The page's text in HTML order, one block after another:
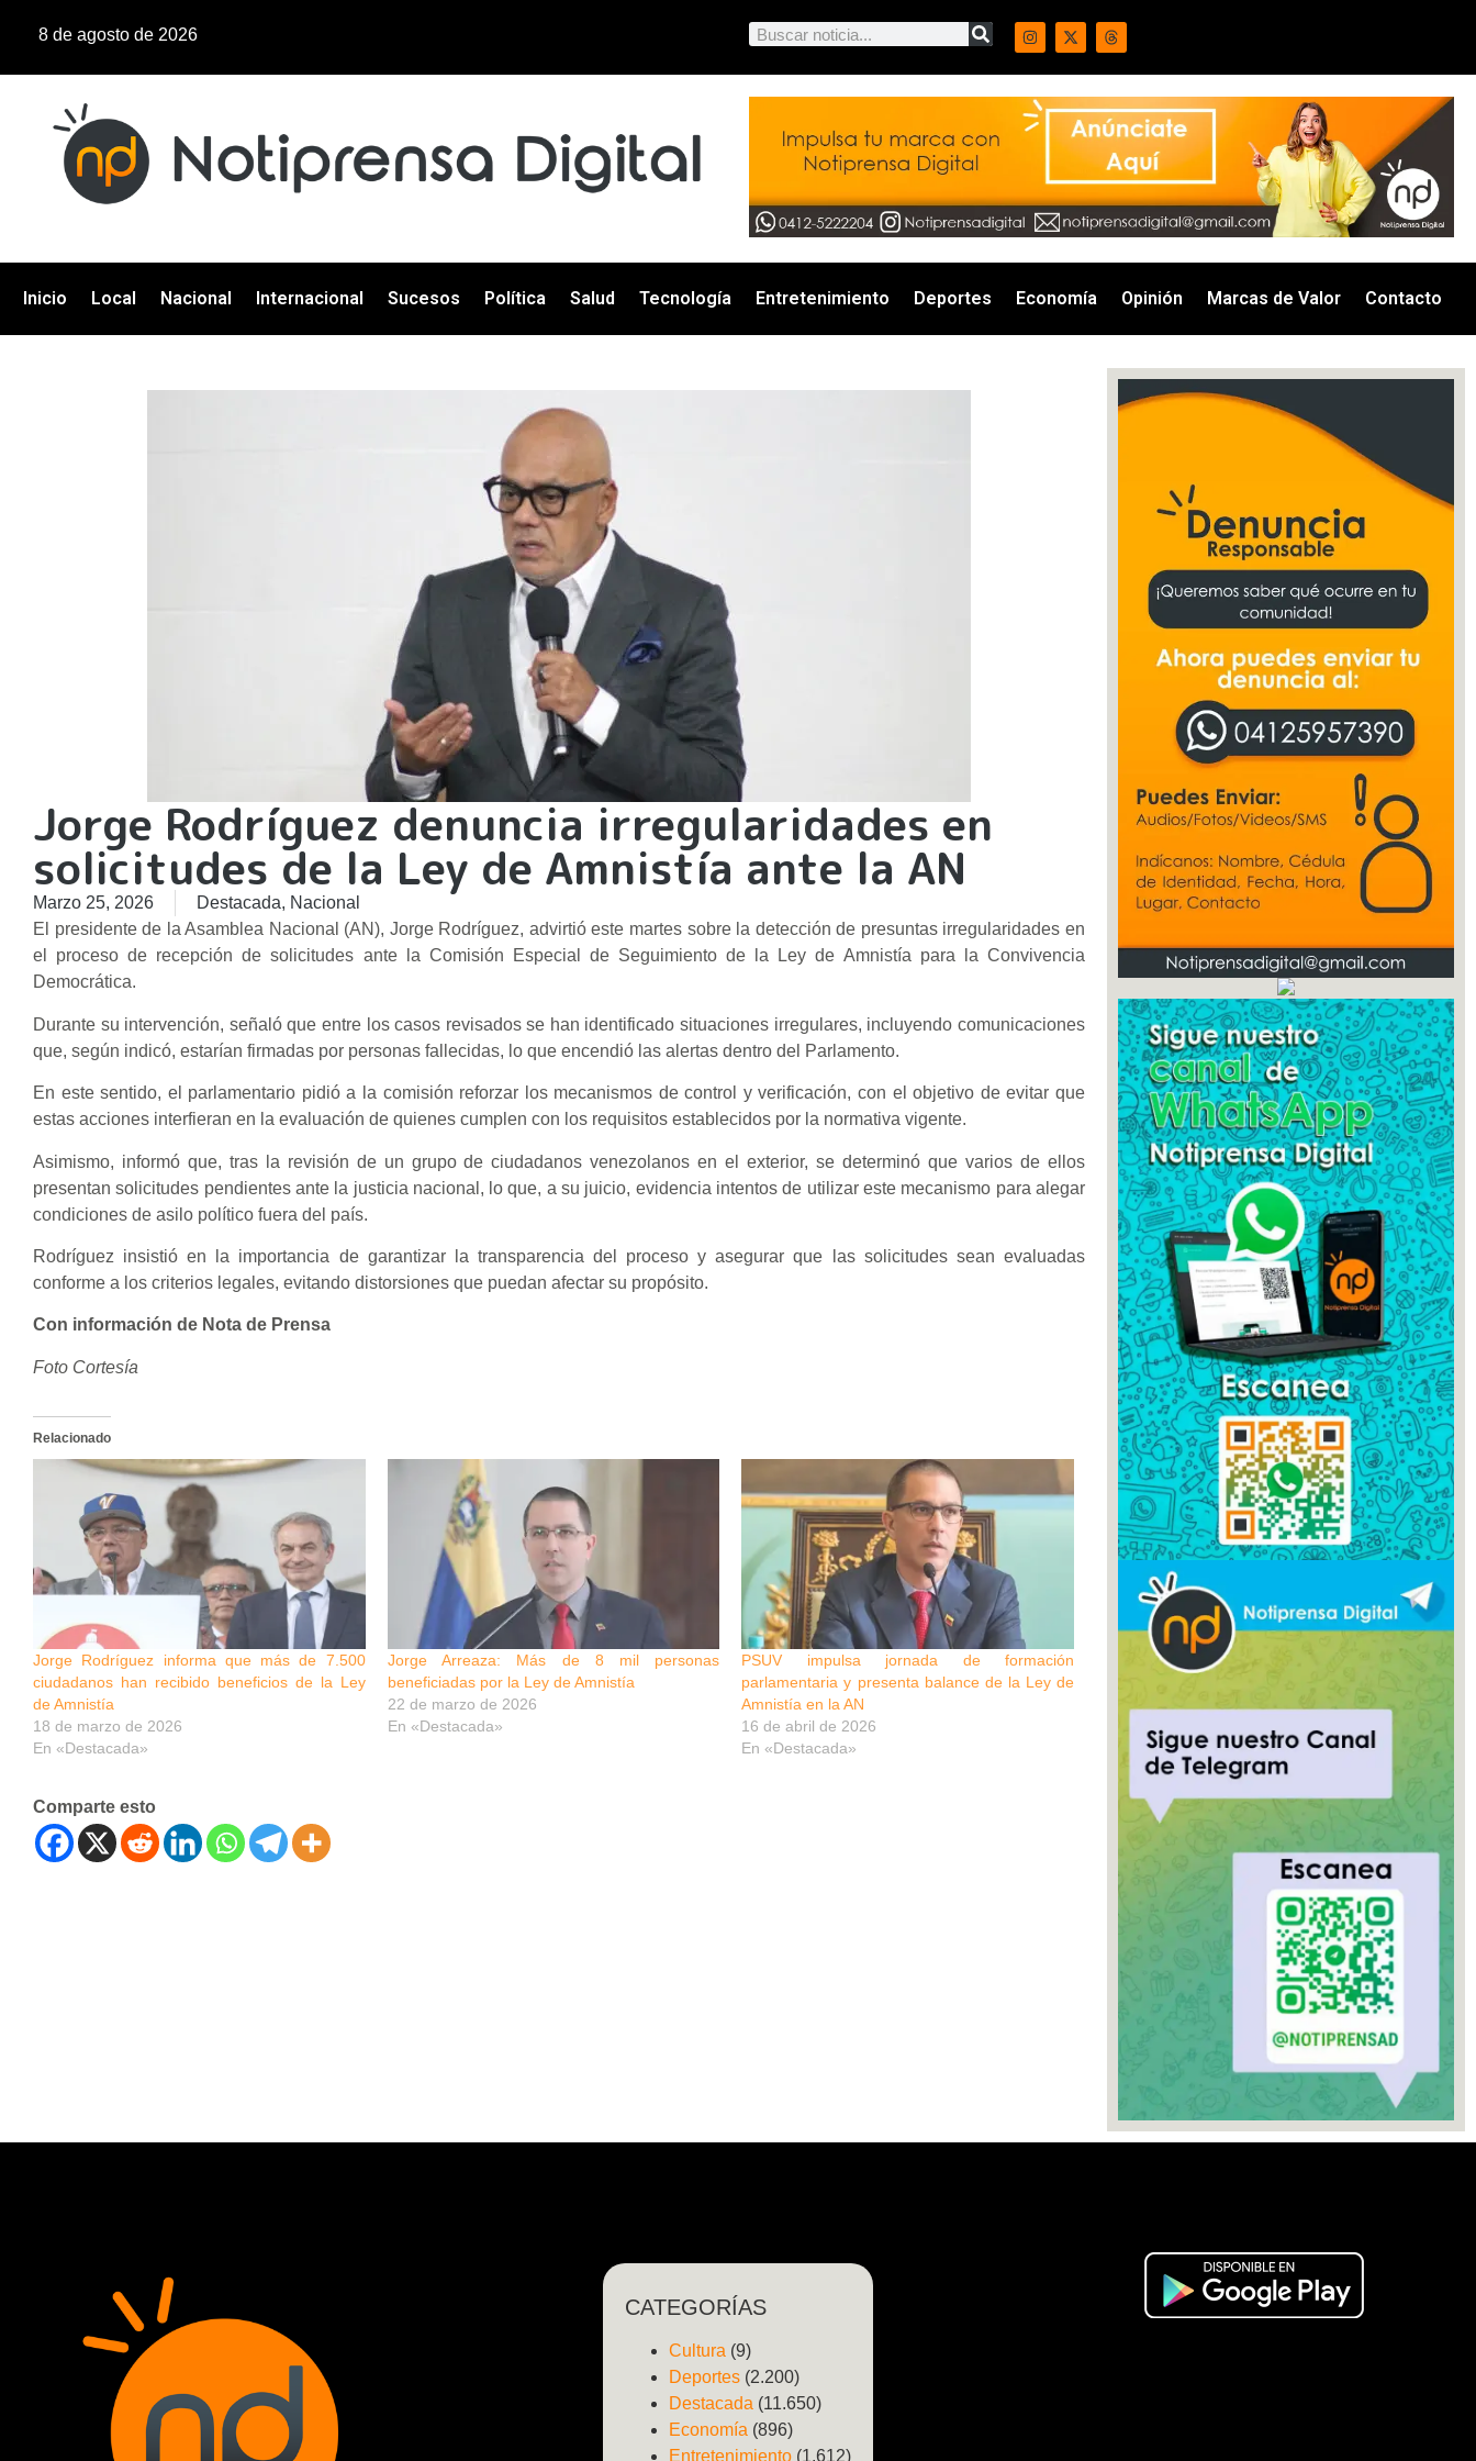
8 de agosto de 2026
Inicio Local Nacional Internacional Sucesos Política Salud Tecnología Entretenimiento Deportes Economía Opinión Marcas de Valor Contacto
Jorge Rodríguez denuncia irregularidades en
solicitudes de la Ley de Amnistía ante la AN
Marzo 25, 2026 Destacada, Nacional
El presidente de la Asamblea Nacional (AN), Jorge Rodríguez, advirtió este martes sobre la detección de presuntas irregularidades en
el proceso de recepción de solicitudes ante la Comisión Especial de Seguimiento de la Ley de Amnistía para la Convivencia
Democrática.
Durante su intervención, señaló que entre los casos revisados se han identificado situaciones irregulares, incluyendo comunicaciones
que, según indicó, estarían firmadas por personas fallecidas, lo que encendió las alertas dentro del Parlamento.
En este sentido, el parlamentario pidió a la comisión reforzar los mecanismos de control y verificación, con el objetivo de evitar que
estas acciones interfieran en la evaluación de quienes cumplen con los requisitos establecidos por la normativa vigente.
Asimismo, informó que, tras la revisión de un grupo de ciudadanos venezolanos en el exterior, se determinó que varios de ellos
presentan solicitudes pendientes ante la justicia nacional, lo que, a su juicio, evidencia intentos de utilizar este mecanismo para alegar
condiciones de asilo político fuera del país.
Rodríguez insistió en la importancia de garantizar la transparencia del proceso y asegurar que las solicitudes sean evaluadas
conforme a los criterios legales, evitando distorsiones que puedan afectar su propósito.
Con información de Nota de Prensa
Foto Cortesía
Relacionado
Jorge Rodríguez informa que más de 7.500
ciudadanos han recibido beneficios de la Ley
de Amnistía
18 de marzo de 2026
En «Destacada»
Jorge Arreaza: Más de 8 mil personas
beneficiadas por la Ley de Amnistía
22 de marzo de 2026
En «Destacada»
PSUV impulsa jornada de formación
parlamentaria y presenta balance de la Ley de
Amnistía en la AN
16 de abril de 2026
En «Destacada»
Comparte esto
CATEGORÍAS
Cultura(9)
Deportes(2.200)
Destacada(11.650)
Economía(896)
Entretenimiento(1.612)